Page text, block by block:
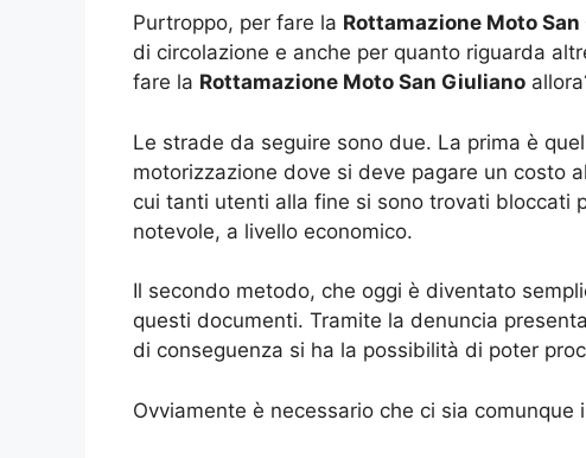
Purtroppo, per fare la Rottamazione Moto
di circolazione e anche per quanto riguarda
fare la Rottamazione Moto San Giuliano
Le strade da seguire sono due. La prima è
motorizzazione dove si deve pagare un costo
cui tanti utenti alla fine si sono trovati bloccati
notevole, a livello economico.
Il secondo metodo, che oggi è diventato
questi documenti. Tramite la denuncia
di conseguenza si ha la possibilità di poter
Ovviamente è necessario che ci sia